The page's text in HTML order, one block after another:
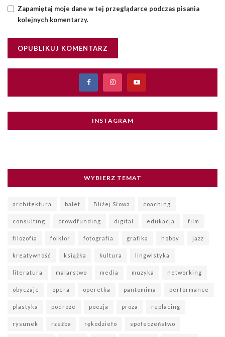
Zapamiętaj moje dane w tej przeglądarce podczas pisania
kolejnych komentarzy.
INSTAGRAM
WYBIERZ TEMAT
architektura balet Bliżej Słowa coaching
consulting crowdfunding digital edukacja film
filozofia folklor fotografia grafika hobby jazz
kreatywność książka kultura lingwistyka
literatura malarstwo media muzyka networking
obyczaje opera operetka pantomima performance
plastyka podróże poezja proza replacing
rysunek rzeźba rękodzieło społeczeństwo